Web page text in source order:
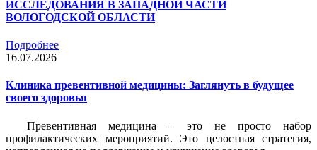
ИССЛЕДОВАНИЯ В ЗАПАДНОЙ ЧАСТИ
ВОЛОГОДСКОЙ ОБЛАСТИ
Подробнее
16.07.2026
Клиника превентивной медицины: Заглянуть в будущее
своего здоровья
Превентивная медицина – это не просто набор
профилактических мероприятий. Это целостная стратегия,